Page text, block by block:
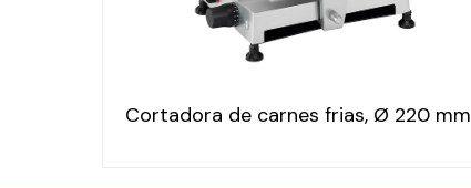
Cortadora de carnes frias, Ø 220 mm